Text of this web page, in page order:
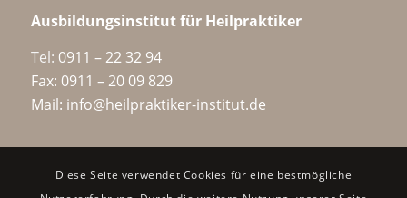
Ausbildungsinstitut für Heilpraktiker
Tel: 0911 – 22 32 94
Fax: 0911 – 20 09 829
Mail: info@heilpraktiker-institut.de
Diese Seite verwendet Cookies für eine bestmögliche